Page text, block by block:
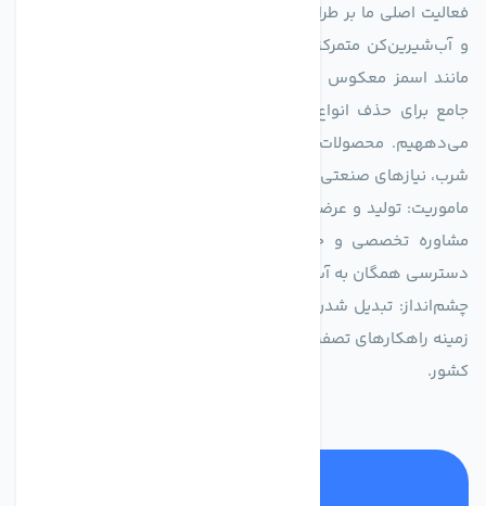
فعالیت اصلی ما بر طراحی و تولید سیستم‌های پیشرفته تصفیه آب
و آب‌شیرین‌کن متمرکز است. ما با بهره‌گیری از فناوری‌های نوین
جامع برای حذف انواع آلاینده‌ها، املاح و نمک از منابع آبی ارائه
می‌دههیم. محصولات ما برای مصارف متنوعی از جمله تأمین آب
شرب، نیازهای صنعتی و کشاورزی طراحی و بهینه‌سازی شده‌اند.
ماموریت: تولید و عرضه محصولاتی با بالاترین استاندارد کیفی، ارائه
مشاوره تخصصی و خدمات پس از فروش مطمئن برای تضمین
دسترسی همگان به آب پاک و سالم.
چشم‌انداز: تبدیل شدن به انتخاب اول صنایع و مصرف‌کنندگان در
زمینه راهکارهای تصفیه آب و ایفای نقشی کلیدی در حفظ منابع آبی
کشور.